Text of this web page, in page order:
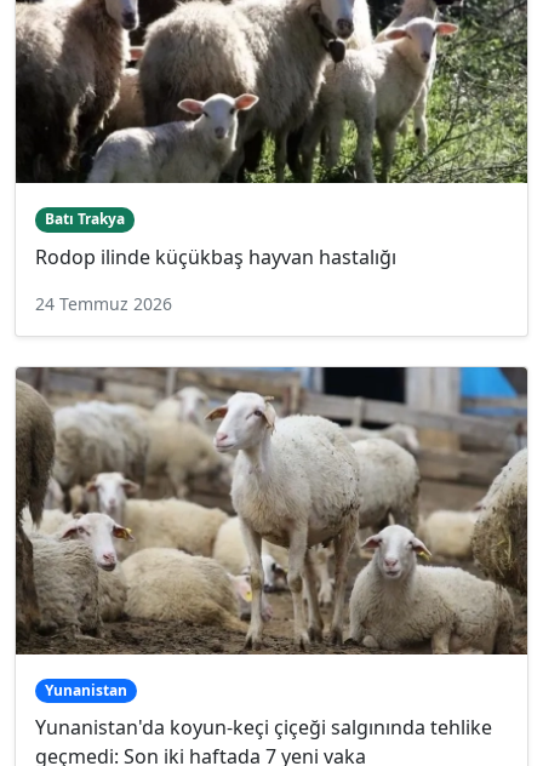
Batı Trakya
Rodop ilinde küçükbaş hayvan hastalığı
24 Temmuz 2026
Yunanistan
Yunanistan'da koyun-keçi çiçeği salgınında tehlike
geçmedi: Son iki haftada 7 yeni vaka